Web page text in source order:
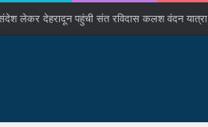
लेकर देहरादून पहुंची संत रविदास कलश वंदन यात्रा